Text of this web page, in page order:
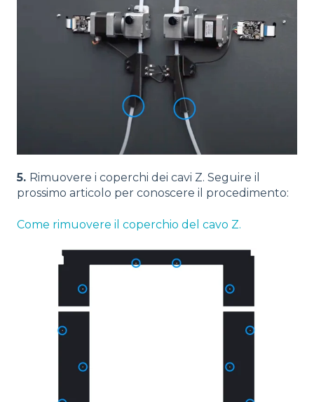
5. Rimuovere i coperchi dei cavi Z. Seguire il
prossimo articolo per conoscere il procedimento:
Come rimuovere il coperchio del cavo Z.